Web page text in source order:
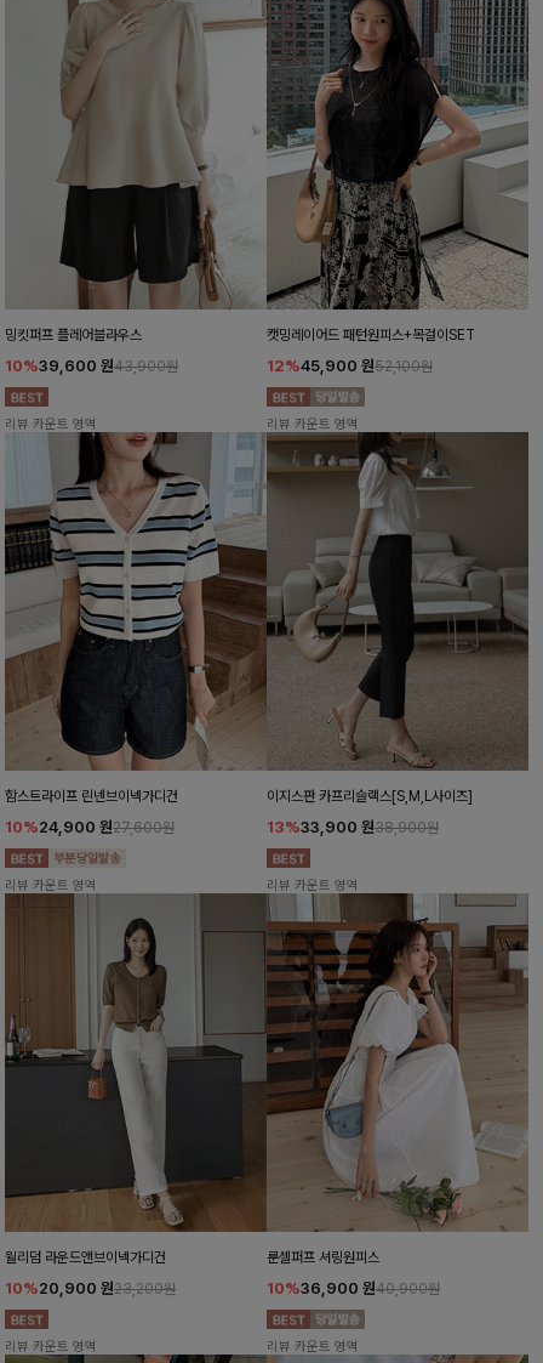
밍킷퍼프 플레어블라우스
10%39,600 원43,900원
리뷰 카운트 영역
캣밍레이어드 패턴원피스+목걸이SET
12%45,900 원52,100원
리뷰 카운트 영역
함스트라이프 린넨브이넥가디건
10%24,900 원27,600원
리뷰 카운트 영역
이지스판 카프리슬랙스[S,M,L사이즈]
13%33,900 원38,900원
리뷰 카운트 영역
윌리덤 라운드앤브이넥가디건
10%20,900 원23,200원
리뷰 카운트 영역
룬셀퍼프 셔링원피스
10%36,900 원40,900원
리뷰 카운트 영역